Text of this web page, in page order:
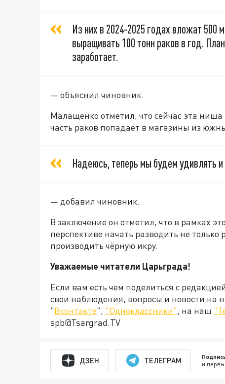
Из них в 2024-2025 годах вложат 500
выращивать 100 тонн раков в год.
заработает.
— объяснил чиновник.
Малащенко отметил, что сейчас эта
часть раков попадает в магазины из
Надеюсь, теперь мы будем удивлять
— добавил чиновник.
В заключение он отметил, что в рамках
перспективе начать разводить не только
производить чёрную икру.
Уважаемые читатели Царьграда!
Если вам есть чем поделиться с
свои наблюдения, вопросы и новости на
"Вконтакте", "Одноклассники", на наш
spb@Tsargrad.TV
ДЗЕН ТЕЛЕГРАМ и